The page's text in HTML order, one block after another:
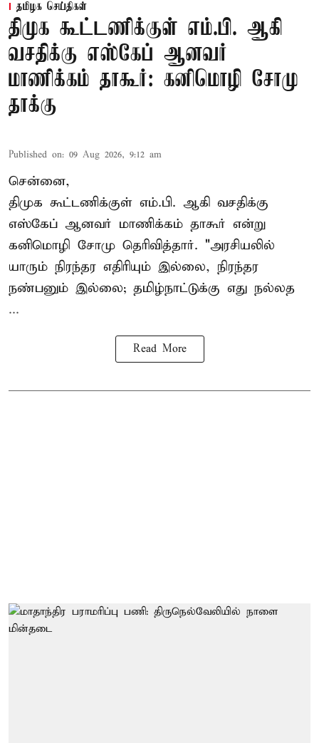
தமிழக செய்திகள்
திமுக கூட்டணிக்குள் எம்.பி. ஆகி
வசதிக்கு எஸ்கேப் ஆனவர்
மாணிக்கம் தாகூர்: கனிமொழி சோமு
தாக்கு
Published on: 09 Aug 2026, 9:12 am
சென்னை,
திமுக கூட்டணிக்குள் எம்.பி. ஆகி வசதிக்கு
எஸ்கேப் ஆனவர் மாணிக்கம் தாகூர் என்று
கனிமொழி சோமு தெரிவித்தார். "அரசியலில்
யாரும் நிரந்தர எதிரியும் இல்லை, நிரந்தர
நண்பனும் இல்லை; தமிழ்நாட்டுக்கு எது நல்லத
...
Read More